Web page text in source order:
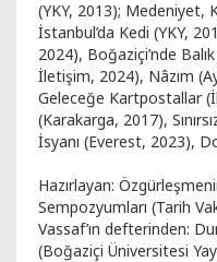
(YKY, 2013); Medeniyet,
İstanbul’da Kedi (YKY,
2024), Boğaziçi’nde
İletişim, 2024), Nâzım
Geleceğe Kartpostallar
(Karakarga, 2017),
İsyanı (Everest, 2023),
Hazırlayan:
Sempozyumları (Tarih
Vassaf’ın defterinden:
(Boğaziçi Üniversitesi